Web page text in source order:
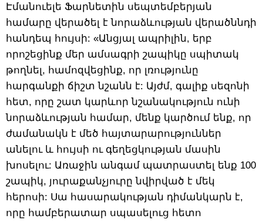
Էմանուելե Ֆարնետին սեպտեմբերյան
համարը վերածել է նորաձևության վերածննդի
հանդեպ հույսի: «Անցյալ ապրիլին, երբ
որոշեցինք մեր ամսագրի շապիկը սպիտակ
թողնել, համոզվեցինք, որ լռությունը
հարգանքի ճիշտ նշանն է: Այժմ, գալիք սեզոնի
հետ, որը շատ կարևոր նշանակություն ունի
նորաձևության համար, մենք կարծում ենք, որ
ժամանակն է մեծ հայտարարություններ
անելու և հույսի ու գեղեցկության մասին
խոսելու: Առաջին անգամ պատրաստել ենք 100
շապիկ, յուրաքանչյուրը նվիրված է մեկ
հերոսի: Սա հասարակության դիմանկարն է,
որը համբերատար սպասելուց հետո